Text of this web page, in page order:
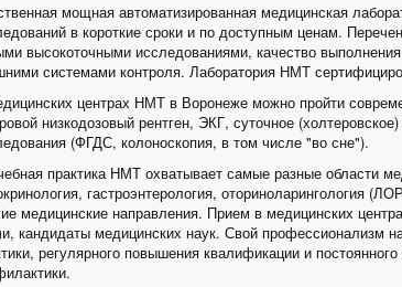
мощная автоматизированная медицинская
в короткие сроки и по доступным ценам.
высокоточными исследованиями, качество
системами контроля. Лаборатория НМТ
центрах НМТ в Воронеже можно пройти
низкодозовый рентген, ЭКГ, суточное
(ФГДС, колоноскопия, в том числе "во сне").
практика НМТ охватывает самые разные области
гастроэнтерология, оториноларингология
медицинские направления. Прием в медицинских
кандидаты медицинских наук. Свой профессионализм
регулярного повышения квалификации и